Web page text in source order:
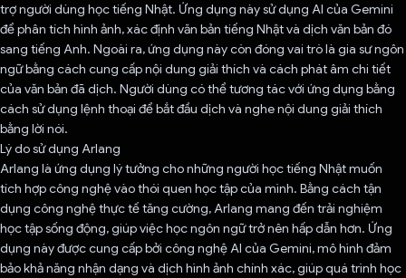
trợ người dùng học tiếng Nhật. Ứng dụng này sử dụng AI của Gemini
để phân tích hình ảnh, xác định văn bản tiếng Nhật và dịch văn bản đó
sang tiếng Anh. Ngoài ra, ứng dụng này còn đóng vai trò là gia sư ngôn
ngữ bằng cách cung cấp nội dung giải thích và cách phát âm chi tiết
của văn bản đã dịch. Người dùng có thể tương tác với ứng dụng bằng
cách sử dụng lệnh thoại để bắt đầu dịch và nghe nội dung giải thích
bằng lời nói.
Lý do sử dụng Arlang
Arlang là ứng dụng lý tưởng cho những người học tiếng Nhật muốn
tích hợp công nghệ vào thói quen học tập của mình. Bằng cách tận
dụng công nghệ thực tế tăng cường, Arlang mang đến trải nghiệm
học tập sống động, giúp việc học ngôn ngữ trở nên hấp dẫn hơn. Ứng
dụng này được cung cấp bởi công nghệ AI của Gemini, mô hình đảm
bảo khả năng nhận dạng và dịch hình ảnh chính xác, giúp quá trình học